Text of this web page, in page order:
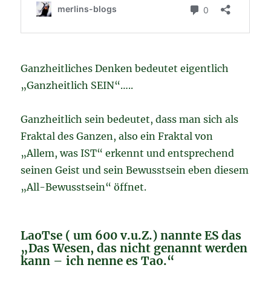
Ganzheitliches Denken bedeutet eigentlich
„Ganzheitlich SEIN“…..
Ganzheitlich sein bedeutet, dass man sich als
Fraktal des Ganzen, also ein Fraktal von
„Allem, was IST“ erkennt und entsprechend
seinen Geist und sein Bewusstsein eben diesem
„All-Bewusstsein“ öffnet.
LaoTse ( um 600 v.u.Z.) nannte ES das
„Das Wesen, das nicht genannt werden
kann – ich nenne es Tao.“